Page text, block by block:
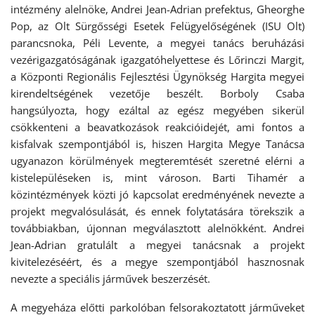
intézmény alelnöke, Andrei Jean-Adrian prefektus, Gheorghe
Pop, az Olt Sürgősségi Esetek Felügyelőségének (ISU Olt)
parancsnoka, Péli Levente, a megyei tanács beruházási
vezérigazgatóságának igazgatóhelyettese és Lőrinczi Margit,
a Központi Regionális Fejlesztési Ügynökség Hargita megyei
kirendeltségének vezetője beszélt. Borboly Csaba
hangsúlyozta, hogy ezáltal az egész megyében sikerül
csökkenteni a beavatkozások reakcióidejét, ami fontos a
kisfalvak szempontjából is, hiszen Hargita Megye Tanácsa
ugyanazon körülmények megteremtését szeretné elérni a
kistelepüléseken is, mint városon. Barti Tihamér a
közintézmények közti jó kapcsolat eredményének nevezte a
projekt megvalósulását, és ennek folytatására törekszik a
továbbiakban, újonnan megválasztott alelnökként. Andrei
Jean-Adrian gratulált a megyei tanácsnak a projekt
kivitelezéséért, és a megye szempontjából hasznosnak
nevezte a speciális járművek beszerzését.
A megyeháza előtti parkolóban felsorakoztatott járműveket